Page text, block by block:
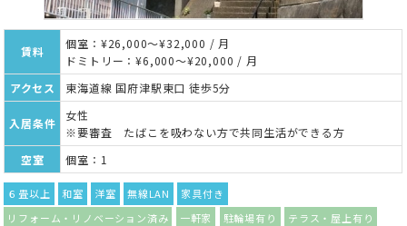
賃料
個室：¥26,000～¥32,000 / 月
ドミトリー：¥6,000～¥20,000 / 月
アクセス
東海道線 国府津駅東口 徒歩5分
入居条件
女性
※要審査 たばこを吸わない方で共同生活ができる方
空室
個室：1
６畳以上 和室 洋室 無線LAN
家具付き
リフォーム・リノベーション済み
一軒家 駐輪場有り
テラス・屋上有り